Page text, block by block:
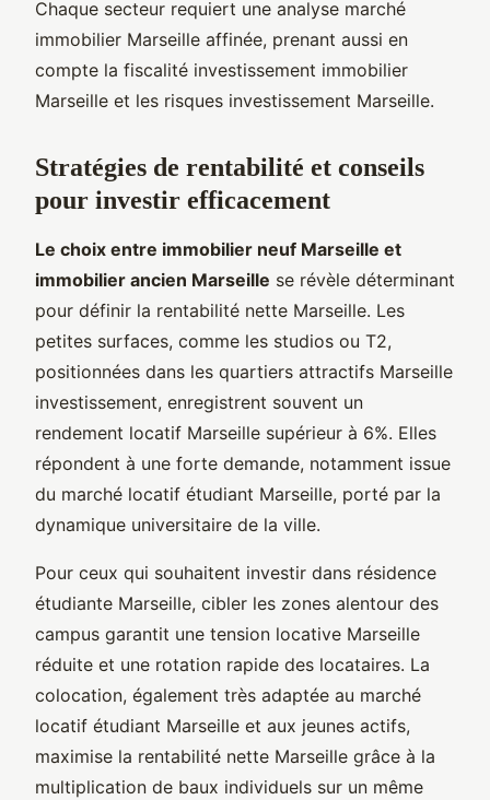
Chaque secteur requiert une analyse marché
immobilier Marseille affinée, prenant aussi en
compte la fiscalité investissement immobilier
Marseille et les risques investissement Marseille.
Stratégies de rentabilité et conseils
pour investir efficacement
Le choix entre immobilier neuf Marseille et
immobilier ancien Marseille se révèle déterminant
pour définir la rentabilité nette Marseille. Les
petites surfaces, comme les studios ou T2,
positionnées dans les quartiers attractifs Marseille
investissement, enregistrent souvent un
rendement locatif Marseille supérieur à 6%. Elles
répondent à une forte demande, notamment issue
du marché locatif étudiant Marseille, porté par la
dynamique universitaire de la ville.
Pour ceux qui souhaitent investir dans résidence
étudiante Marseille, cibler les zones alentour des
campus garantit une tension locative Marseille
réduite et une rotation rapide des locataires. La
colocation, également très adaptée au marché
locatif étudiant Marseille et aux jeunes actifs,
maximise la rentabilité nette Marseille grâce à la
multiplication de baux individuels sur un même